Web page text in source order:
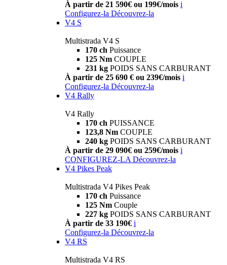
À partir de 21 590€ ou 199€/mois i
Configurez-la Découvrez-la
V4 S
Multistrada V4 S
170 ch Puissance
125 Nm COUPLE
231 kg POIDS SANS CARBURANT
À partir de 25 690 € ou 239€/mois i
Configurez-la Découvrez-la
V4 Rally
V4 Rally
170 ch PUISSANCE
123,8 Nm COUPLE
240 kg POIDS SANS CARBURANT
À partir de 29 090€ ou 259€/mois i
CONFIGUREZ-LA Découvrez-la
V4 Pikes Peak
Multistrada V4 Pikes Peak
170 ch Puissance
125 Nm Couple
227 kg POIDS SANS CARBURANT
À partir de 33 190€ i
Configurez-la Découvrez-la
V4 RS
Multistrada V4 RS